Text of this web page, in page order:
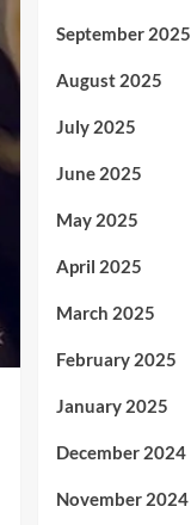
September 2025
August 2025
July 2025
June 2025
May 2025
April 2025
March 2025
February 2025
January 2025
December 2024
November 2024